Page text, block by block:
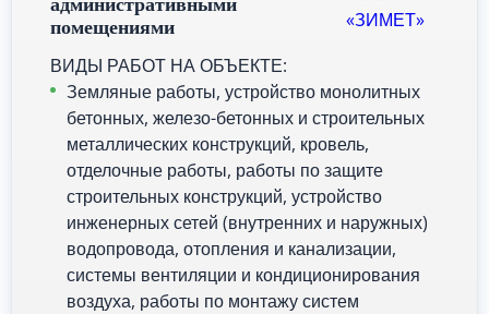
помещениями
«ЗИМЕТ»
ВИДЫ РАБОТ НА ОБЪЕКТЕ:
Земляные работы, устройство монолитных
бетонных, железо-бетонных и строительных
металлических конструкций, кровель,
отделочные работы, работы по защите
строительных конструкций, устройство
инженерных сетей (внутренних и наружных)
водопровода, отопления и канализации,
системы вентиляции и кондиционирования
воздуха, работы по монтажу систем